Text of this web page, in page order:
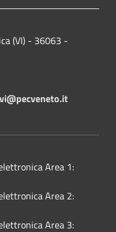
(VI) - 36063 -
vi@pecveneto.it
Area 1:
Area 2:
Area 3: